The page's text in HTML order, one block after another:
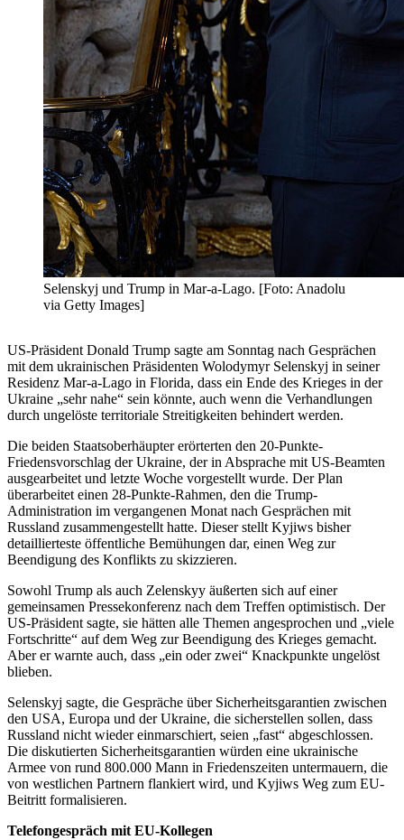
Selenskyj und Trump in Mar-a-Lago. [Foto: Anadolu
via Getty Images]
US-Präsident Donald Trump sagte am Sonntag nach Gesprächen
mit dem ukrainischen Präsidenten Wolodymyr Selenskyj in seiner
Residenz Mar-a-Lago in Florida, dass ein Ende des Krieges in der
Ukraine „sehr nahe“ sein könnte, auch wenn die Verhandlungen
durch ungelöste territoriale Streitigkeiten behindert werden.
Die beiden Staatsoberhäupter erörterten den 20-Punkte-
Friedensvorschlag der Ukraine, der in Absprache mit US-Beamten
ausgearbeitet und letzte Woche vorgestellt wurde. Der Plan
überarbeitet einen 28-Punkte-Rahmen, den die Trump-
Administration im vergangenen Monat nach Gesprächen mit
Russland zusammengestellt hatte. Dieser stellt Kyjiws bisher
detaillierteste öffentliche Bemühungen dar, einen Weg zur
Beendigung des Konflikts zu skizzieren.
Sowohl Trump als auch Zelenskyy äußerten sich auf einer
gemeinsamen Pressekonferenz nach dem Treffen optimistisch. Der
US-Präsident sagte, sie hätten alle Themen angesprochen und „viele
Fortschritte“ auf dem Weg zur Beendigung des Krieges gemacht.
Aber er warnte auch, dass „ein oder zwei“ Knackpunkte ungelöst
blieben.
Selenskyj sagte, die Gespräche über Sicherheitsgarantien zwischen
den USA, Europa und der Ukraine, die sicherstellen sollen, dass
Russland nicht wieder einmarschiert, seien „fast“ abgeschlossen.
Die diskutierten Sicherheitsgarantien würden eine ukrainische
Armee von rund 800.000 Mann in Friedenszeiten untermauern, die
von westlichen Partnern flankiert wird, und Kyjiws Weg zum EU-
Beitritt formalisieren.
Telefongespräch mit EU-Kollegen